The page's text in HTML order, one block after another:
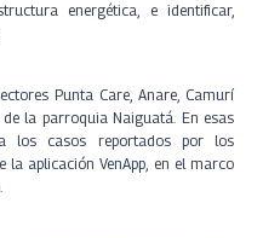
energética, e identificar,
Punta Care, Anare, Camurí
la parroquia Naiguatá. En esas
los casos reportados por los
aplicación VenApp, en el marco